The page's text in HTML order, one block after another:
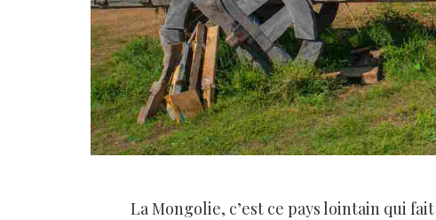
La Mongolie, c’est ce pays lointain qui